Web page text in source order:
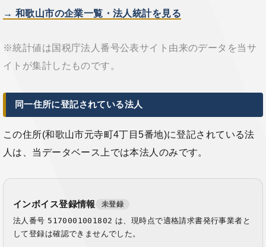
→ 和歌山市の企業一覧・法人統計を見る
※統計値は国税庁法人番号公表サイト由来のデータを当サ
イトが集計したものです。
同一住所に登記されている法人
この住所(和歌山市元寺町4丁目5番地)に登記されている法
人は、当データベース上では本法人のみです。
インボイス登録情報 未登録
法人番号 5170001001802 は、現時点で適格請求書発行事業者と
して登録は確認できませんでした。